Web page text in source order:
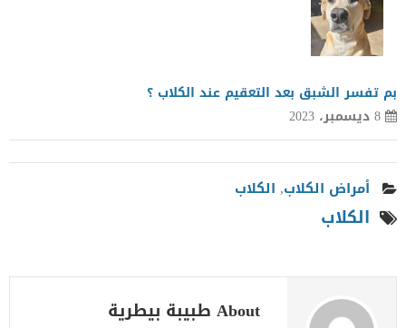
بم تفسر الشبق بعد التعقيم عند الكلاب ؟
8 ديسمبر، 2023
أمراض الكلاب, الكلاب
الكلاب
About طبيبة بيطرية